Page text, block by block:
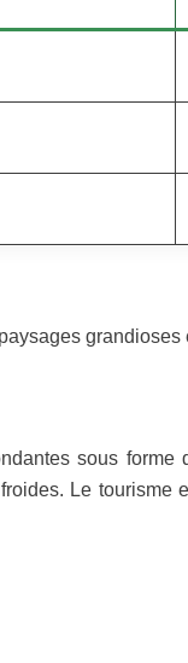
sous
Le tourisme